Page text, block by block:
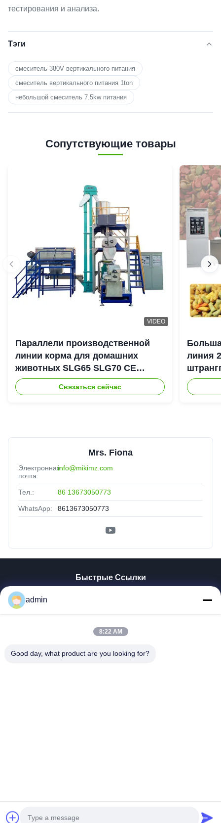
тестирования и анализа.
Тэги
смеситель 380V вертикального питания
смеситель вертикального питания 1ton
небольшой смеситель 7.5kw питания
Сопутствующие товары
VIDEO
Параллели производственной
линии корма для домашних
животных SLG65 SLG70 CE
штрангпресса винта
автоматической сухой двойной
Связаться сейчас
линия
выхода
Mrs. Fiona
Электронная
почта:
info@mikimz.com
Тел.: 86 13673050773
WhatsApp: 8613673050773
Быстрые Ссылки
О Компании
Контроль Качества
© 2026 Tianjin Mikim Technique Co., Ltd.. All Rights Reserved.
admin
8:22 AM
Good day, what product are you looking for?